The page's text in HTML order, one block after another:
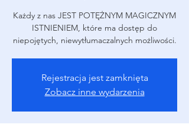
Każdy z nas JEST POTĘŻNYM MAGICZNYM
ISTNIENIEM, które ma dostęp do
niepojętych, niewytłumaczalnych możliwości.
Rejestracja jest zamknięta
Zobacz inne wydarzenia